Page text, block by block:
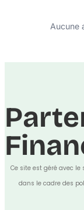
Aucune
Ce site est géré avec
dans le cadre des